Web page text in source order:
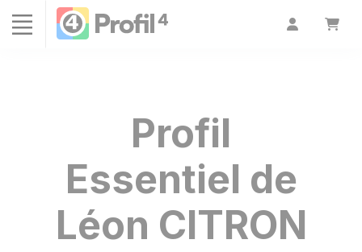
Profil
Essentiel de
Léon CITRON
Panneau de gestion des cookies